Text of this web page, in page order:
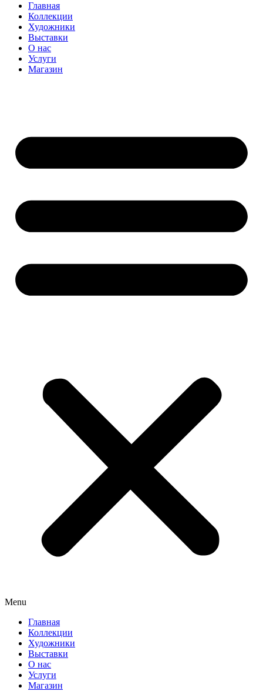
Главная
Коллекции
Художники
Выставки
О нас
Услуги
Магазин
Menu
Главная
Коллекции
Художники
Выставки
О нас
Услуги
Магазин